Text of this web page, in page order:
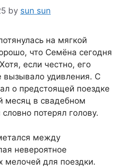
by sun sun
на мягкой
что Семёна сегодня
если честно, его
вызывало удивления. С
о предстоящей поездке
месяц в свадебном
потерял голову.
между
невероятное
мелочей для поездки.